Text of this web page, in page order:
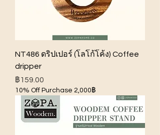
NT486 ดริปเปอร์ (โลโก้โค้ง) Coffee
dripper
ราคา
฿159.00
10% Off Purchase 2,000฿